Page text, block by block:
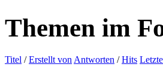
Themen im
Titel /Erstellt von Antworten /Hits